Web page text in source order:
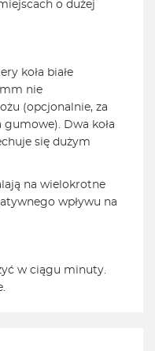
o dużej
koła białe
nie
(opcjonalnie, za
Dwa koła
się dużym
na wielokrotne
wpływu na
w ciągu minuty.